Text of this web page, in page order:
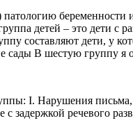
детей – это дети
дети, у
сады В шестую группу я
I. Нарушения
речевого